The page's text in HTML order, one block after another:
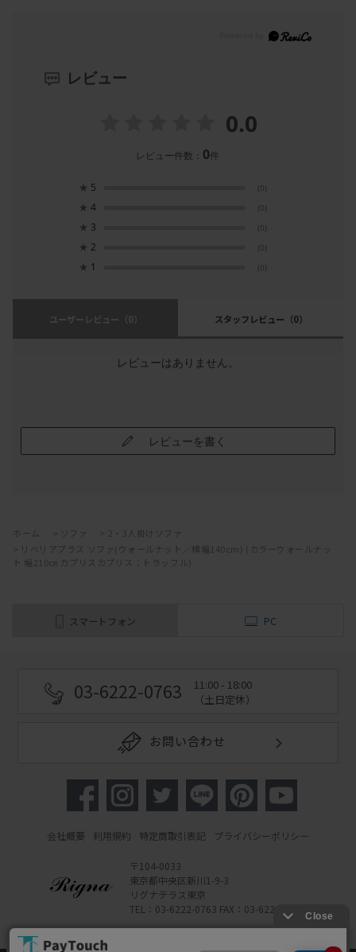
レビュー
0.0
レビュー件数： 0件
★ 5 (0)
★ 4 (0)
★ 3 (0)
★ 2 (0)
★ 1 (0)
ユーザーレビュー （0） スタッフレビュー （0）
レビューはありません。
レビューを書く
ホーム ソファ
2・3人掛けソファ
リベリアプラス ソファ(ウォールナット／横幅140cm) (カラーウォールナッ
ト 幅210㎝ カプリスカプリス：トラッフル)
スマートフォン PC
03-6222-0763
11:00 - 18:00
（土日定休）
お問い合わせ
会社概要 利用規約 特定商取引表記 プライバシーポリシー
〒104-0033
東京都中央区新川1-9-3
リグナテラス東京
TEL：03-6222-0763 FAX：03-6222-0762
Powered by Watahan Partners Co., Ltd.